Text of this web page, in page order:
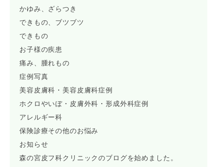
かゆみ、ざらつき
できもの、ブツブツ
できもの
お子様の疾患
痛み、腫れもの
症例写真
美容皮膚科・美容皮膚科症例
ホクロやいぼ・皮膚外科・形成外科症例
アレルギー科
保険診療その他のお悩み
お知らせ
森の宮皮フ科クリニックのブログを始めました。